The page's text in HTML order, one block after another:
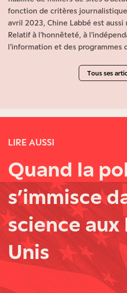
fonction de critères
avril 2023, Chine Labbé est aussi
Relatif à l'honnêteté, à
l'information et des programmes
Tous ses
LIRE AUSSI
Quand la
s’immisce
science
Unis